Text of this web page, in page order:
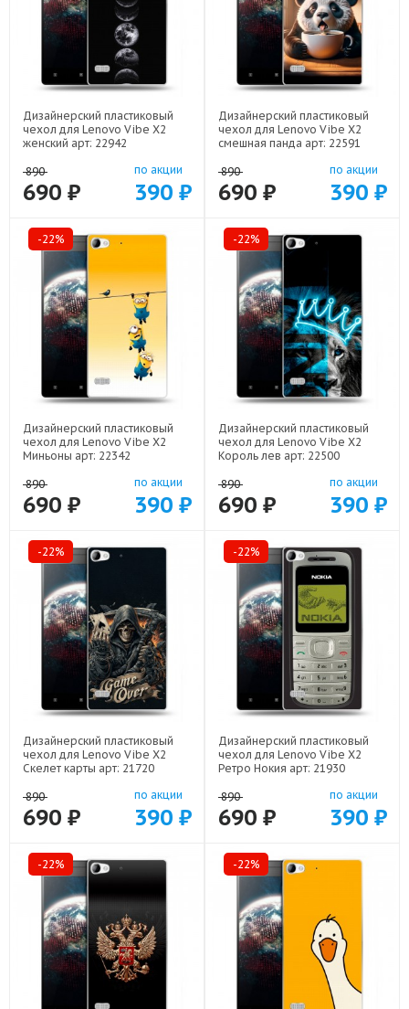
Дизайнерский пластиковый
чехол для Lenovo Vibe X2
женский арт: 22942
890
690 ₽
по акции
390 ₽
Дизайнерский пластиковый
чехол для Lenovo Vibe X2
смешная панда арт: 22591
890
690 ₽
по акции
390 ₽
-22%
Дизайнерский пластиковый
чехол для Lenovo Vibe X2
Миньоны арт: 22342
890
690 ₽
по акции
390 ₽
-22%
Дизайнерский пластиковый
чехол для Lenovo Vibe X2
Король лев арт: 22500
890
690 ₽
по акции
390 ₽
-22%
Дизайнерский пластиковый
чехол для Lenovo Vibe X2
Скелет карты арт: 21720
890
690 ₽
по акции
390 ₽
-22%
Дизайнерский пластиковый
чехол для Lenovo Vibe X2
Ретро Нокия арт: 21930
890
690 ₽
по акции
390 ₽
-22% -22%